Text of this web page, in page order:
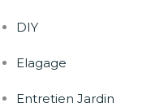
DIY
Elagage
Entretien Jardin